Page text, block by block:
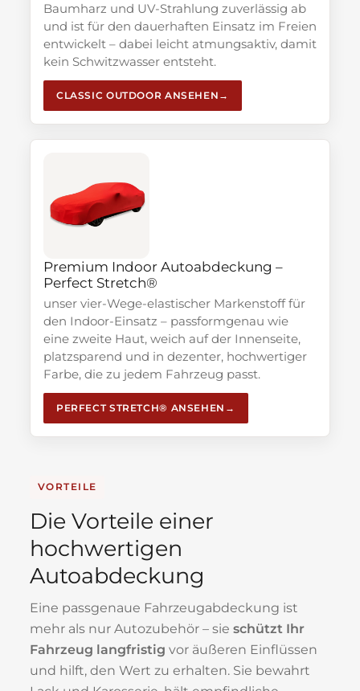
Baumharz und UV-Strahlung zuverlässig ab
und ist für den dauerhaften Einsatz im Freien
entwickelt – dabei leicht atmungsaktiv, damit
kein Schwitzwasser entsteht.
CLASSIC OUTDOOR ANSEHEN
Premium Indoor Autoabdeckung –
Perfect Stretch®
unser vier-Wege-elastischer Markenstoff für
den Indoor-Einsatz – passformgenau wie
eine zweite Haut, weich auf der Innenseite,
platzsparend und in dezenter, hochwertiger
Farbe, die zu jedem Fahrzeug passt.
PERFECT STRETCH® ANSEHEN
VORTEILE
Die Vorteile einer
hochwertigen
Autoabdeckung
Eine passgenaue Fahrzeugabdeckung ist
mehr als nur Autozubehör – sie schützt Ihr
Fahrzeug langfristig vor äußeren Einflüssen
und hilft, den Wert zu erhalten. Sie bewahrt